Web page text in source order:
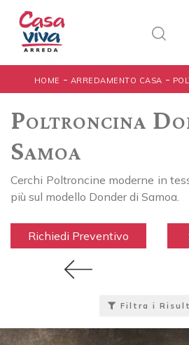
HOME - ARREDAMENTO CASA -
Poltroncina
Samoa
Cerchi Poltroncine moderne in
più sul modello Donder di Samoa.
Richiedi Preventivo
Filtra i